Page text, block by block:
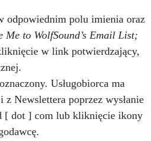
odpowiednim polu imienia oraz
Me to WolfSound’s Email List;
w link potwierdzający,
Usługobiorca ma
Newslettera poprzez wysłanie
[ dot ] com lub kliknięcie ikony